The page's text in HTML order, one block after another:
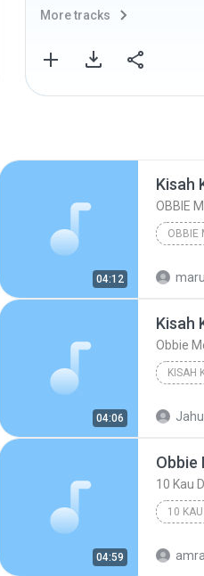
More tracks
04:12
Kisah
OBBIE
OBBIE
04:06
Kisah
Obbie
KISAH
04:59
Obbie
10 Kau
10